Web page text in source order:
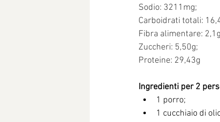
Sodio: 3211mg;
Carboidrati totali:
Fibra alimentare:
Zuccheri: 5,50g;
Proteine: 29,43g
Ingredienti per 2
1 porro;
1 cucchiaio di